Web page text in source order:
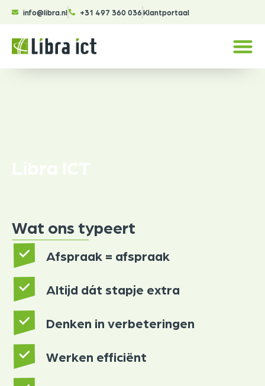
info@libra.nl +31 497 360 036Klantportaal
Wat ons typeert
Afspraak = afspraak
Altijd dát stapje extra
Denken in verbeteringen
Werken efficiënt